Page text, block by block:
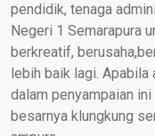
pendidik, tenaga
Negeri 1 Semarapura
berkreatif,
lebih baik lagi. Apabila
dalam penyampaian
besarnya klungkung